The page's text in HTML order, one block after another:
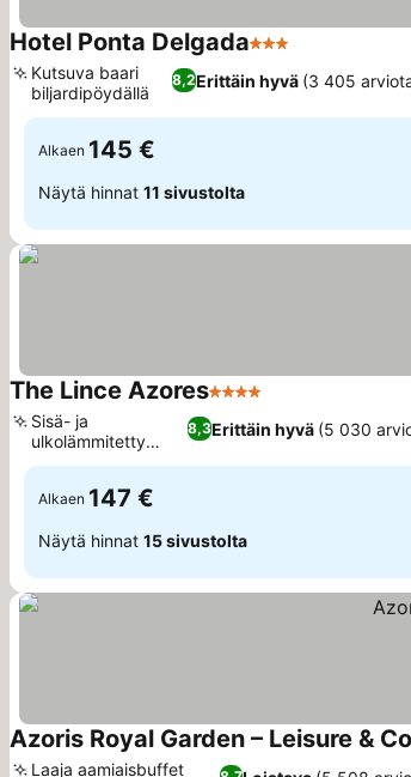
Hotel Ponta Delgada3 Tähtiluokitus
8,2Erittäin hyvä (3 405
Kutsuva baari
biljardipöydällä
Alkaen 145 €
Näytä hinnat 11 sivustolta
The Lince Azores4 Tähtiluokitus
8,3Erittäin hyvä (5 030
Sisä- ja
ulkolämmitetty
uima-allas
Alkaen 147 €
Näytä hinnat 15 sivustolta
Azoris Royal Garden – Leisure &
Laaja aamiaisbuffet